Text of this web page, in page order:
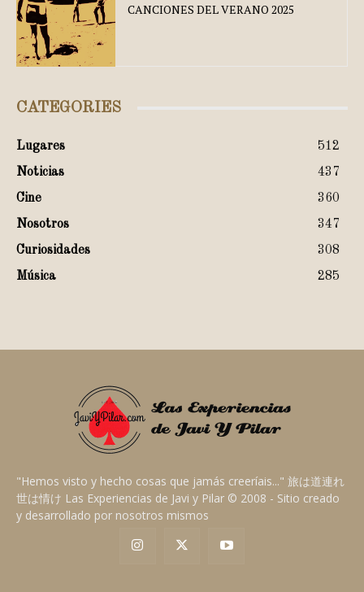
CANCIONES DEL VERANO 2025
CATEGORIES
Lugares
512
Noticias
437
Cine
360
Nosotros
347
Curiosidades
308
Música
285
"Hemos visto y hecho cosas que jamás creeríais..." 旅は道連れ
世は情け Las Experiencias de Javi y Pilar © 2008 - Sitio creado
y desarrollado por nosotros mismos